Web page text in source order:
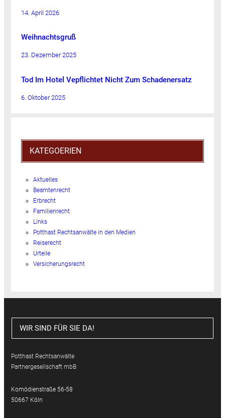
14. April 2026
Weihnachtsgruß
23. Dezember 2025
Tod Im Hotel Vepflichtet Nicht Zum Schadenersatz
6. Oktober 2025
KATEGOERIEN
Aktuelles
Beamtenrecht
Erbrecht
Familienrecht
Links
Potthast Rechtsanwälte in den Medien
Reiserecht
Urteile
Versicherungsrecht
WIR SIND FÜR SIE DA!
Potthast Rechtsanwälte
Partnergesellschaft mbB
Komödienstraße 56-58
50667 Köln